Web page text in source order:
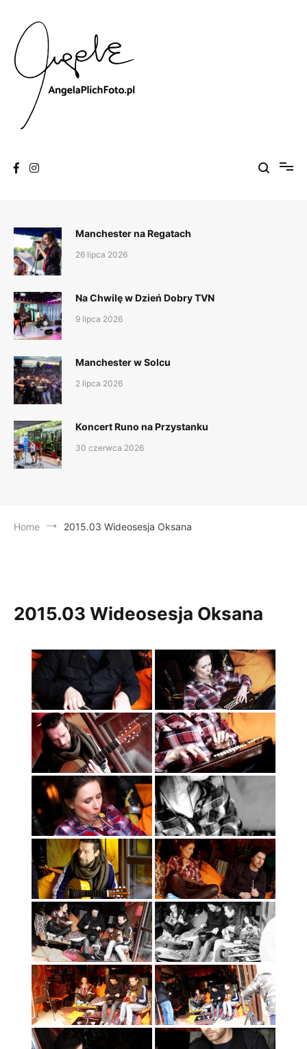
content
Manchester na Regatach
26 lipca 2026
Na Chwilę w Dzień Dobry TVN
9 lipca 2026
Manchester w Solcu
2 lipca 2026
Koncert Runo na Przystanku
30 czerwca 2026
Home 2015.03 Wideosesja Oksana
2015.03 Wideosesja Oksana